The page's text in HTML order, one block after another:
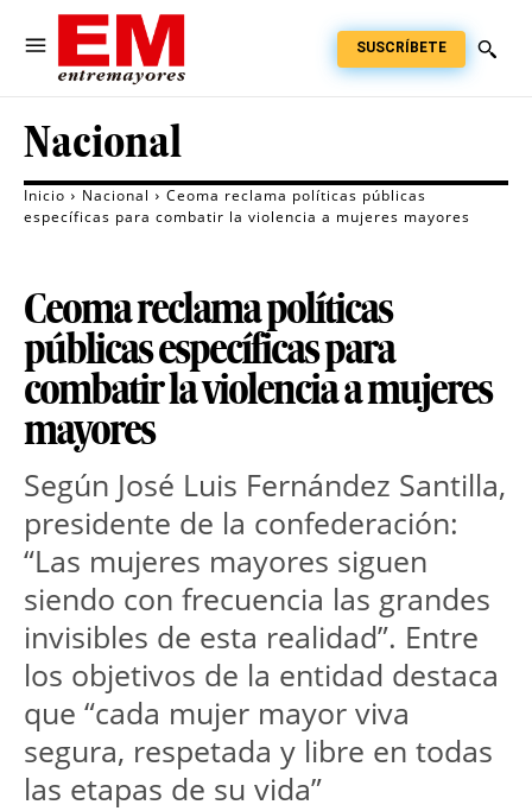
SUSCRÍBETE
Nacional
Inicio Nacional
Ceoma reclama políticas públicas
específicas para combatir la violencia a mujeres mayores
Ceoma reclama políticas
públicas específicas para
combatir la violencia a mujeres
mayores
Según José Luis Fernández Santilla,
presidente de la confederación:
“Las mujeres mayores siguen
siendo con frecuencia las grandes
invisibles de esta realidad”. Entre
los objetivos de la entidad destaca
que “cada mujer mayor viva
segura, respetada y libre en todas
las etapas de su vida”